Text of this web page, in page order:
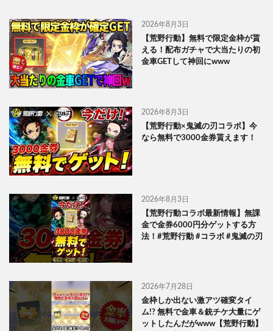
2026年8月3日
【荒野行動】無料で限定金枠が貰
える！配布ガチャで大当たりの初
金車GETして神回にwww
2026年8月3日
【荒野行動×鬼滅の刃コラボ】今
なら無料で3000金券貰えます！
2026年8月3日
【荒野行動コラボ最新情報】無課
金で金券6000円分ゲットする方
法！#荒野行動 #コラボ #鬼滅の刃
2026年7月28日
金枠しか出ない激アツ確変タイ
ム!? 無料で金車＆銃チケ大量にゲ
ットしたんだがwww【荒野行動】